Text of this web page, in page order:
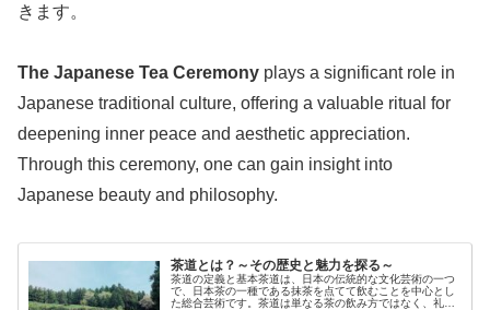
きます。
The Japanese Tea Ceremony plays a significant role in
Japanese traditional culture, offering a valuable ritual for
deepening inner peace and aesthetic appreciation.
Through this ceremony, one can gain insight into
Japanese beauty and philosophy.
茶道とは？～その歴史と魅力を探る～
茶道の定義と基本茶道は、日本の伝統的な文化芸術の一つ
で、日本茶の一種である抹茶を点てて飲むことを中心とし
た総合芸術です。茶道は単なる茶の飲み方ではなく、礼儀